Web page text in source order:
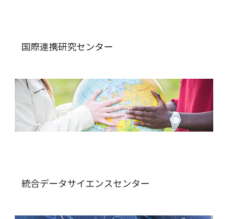
国際連携研究センター
統合データサイエンスセンター